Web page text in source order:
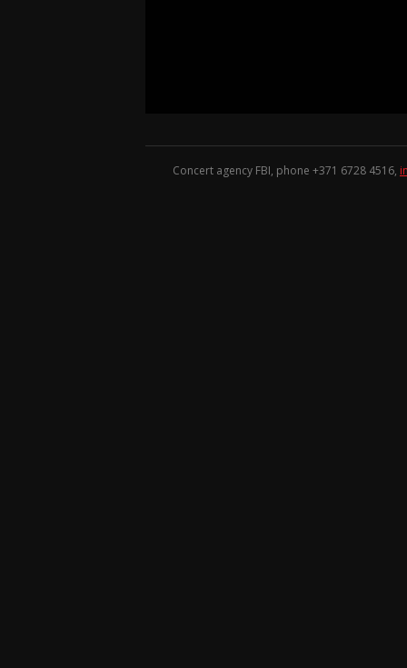
Concert agency FBI, phone +371 6728 4516,